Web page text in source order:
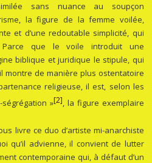
sans nuance au soupçon
la figure de la femme voilée,
et d’une redoutable simplicité, qui
Parce que le voile introduit une
biblique et juridique le stipule, qui
montre de manière plus ostentatoire
religieuse, il est, selon les
»[2], la figure exemplaire
livre ce duo d’artiste mi-anarchiste
qu’il advienne, il convient de lutter
contemporaine qui, à défaut d’un